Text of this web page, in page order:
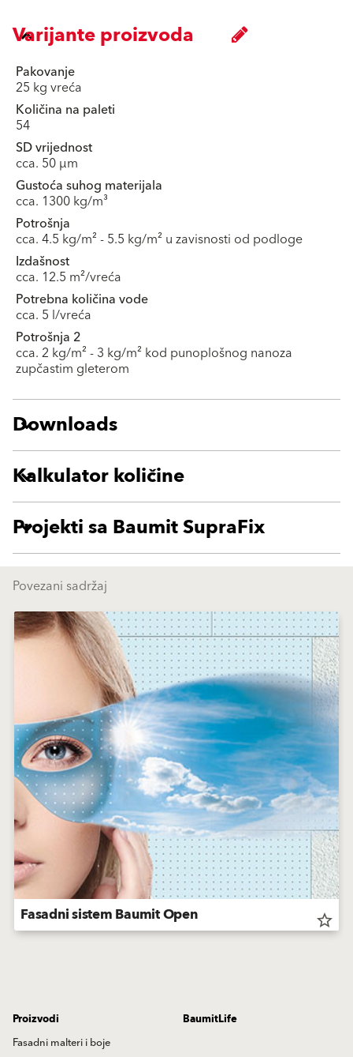
Varijante proizvoda
Pakovanje
25 kg vreća
Količina na paleti
54
SD vrijednost
cca. 50 µm
Gustoća suhog materijala
cca. 1300 kg/m³
Potrošnja
cca. 4.5 kg/m² - 5.5 kg/m² u zavisnosti od podloge
Izdašnost
cca. 12.5 m²/vreća
Potrebna količina vode
cca. 5 l/vreća
Potrošnja 2
cca. 2 kg/m² - 3 kg/m² kod punoplošnog nanoza
zupčastim gleterom
Downloads
Kalkulator količine
Projekti sa Baumit SupraFix
Povezani sadržaj
Fasadni sistem Baumit Open star_border
Proizvodi
Fasadni malteri i boje
BaumitLife